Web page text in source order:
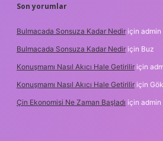
Son yorumlar
Bulmacada Sonsuza Kadar Nedir için admin
Bulmacada Sonsuza Kadar Nedir için Buz
Konuşmamı Nasıl Akıcı Hale Getirilir için
Konuşmamı Nasıl Akıcı Hale Getirilir için
Çin Ekonomisi Ne Zaman Başladı için admin